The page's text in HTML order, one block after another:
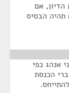
הדיון, אם
תהיה הבסיס
אנהג כפי
הכנסת